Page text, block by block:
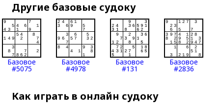
Другие базовые судоку
Базовое
#5075
Базовое
#4978
Базовое
#131
Базовое
#2836
Как играть в онлайн судоку